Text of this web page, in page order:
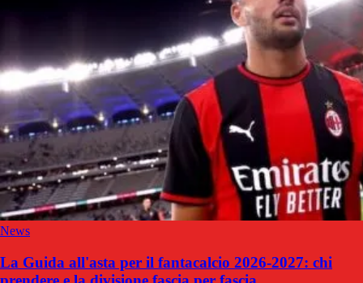
News
La Guida all'asta per il fantacalcio 2026-2027: chi